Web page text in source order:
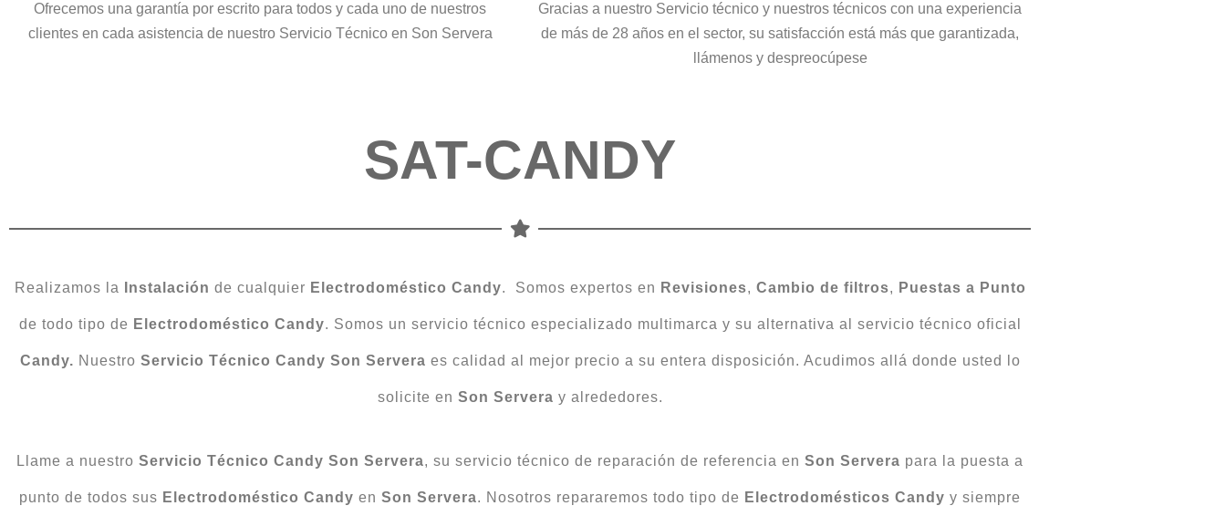
Ofrecemos una garantía por escrito para todos y cada uno de nuestros
clientes en cada asistencia de nuestro Servicio Técnico en Son Servera
Gracias a nuestro Servicio técnico y nuestros técnicos con una experiencia
de más de 28 años en el sector, su satisfacción está más que garantizada,
llámenos y despreocúpese
SAT-CANDY
Realizamos la Instalación de cualquier Electrodoméstico Candy. Somos expertos en Revisiones, Cambio de filtros, Puestas a Punto
de todo tipo de Electrodoméstico Candy. Somos un servicio técnico especializado multimarca y su alternativa al servicio técnico oficial
Candy. Nuestro Servicio Técnico Candy Son Servera es calidad al mejor precio a su entera disposición. Acudimos allá donde usted lo
solicite en Son Servera y alrededores.
Llame a nuestro Servicio Técnico Candy Son Servera, su servicio técnico de reparación de referencia en Son Servera para la puesta a
punto de todos sus Electrodoméstico Candy en Son Servera. Nosotros repararemos todo tipo de Electrodomésticos Candy y siempre